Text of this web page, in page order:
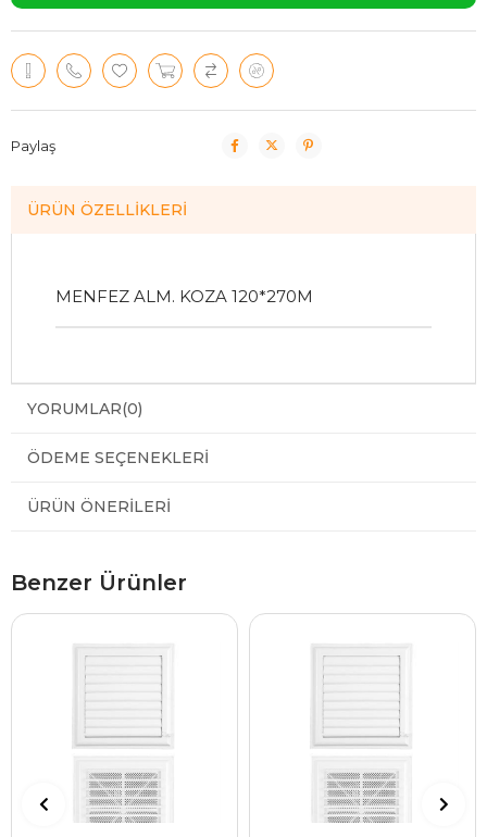
Paylaş
ÜRÜN ÖZELLIKLERI
MENFEZ ALM. KOZA 120*270M
YORUMLAR(0)
ÖDEME SEÇENEKLERI
ÜRÜN ÖNERILERI
Benzer Ürünler